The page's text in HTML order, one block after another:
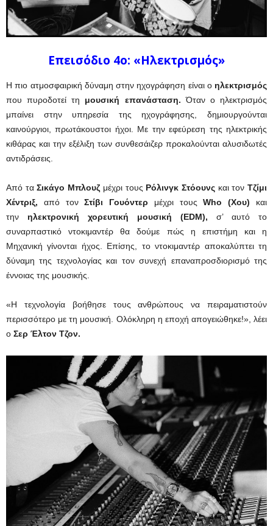
Επεισόδιο 4ο: «Ηλεκτρισμός»
Η πιο ατμοσφαιρική δύναμη στην ηχογράφηση είναι ο ηλεκτρισμός
που πυροδοτεί τη μουσική επανάσταση. Όταν ο ηλεκτρισμός
μπαίνει στην υπηρεσία της ηχογράφησης, δημιουργούνται
καινούργιοι, πρωτάκουστοι ήχοι. Με την εφεύρεση της ηλεκτρικής
κιθάρας και την εξέλιξη των συνθεσάιζερ προκαλούνται αλυσιδωτές
αντιδράσεις.
Από ταΣικάγο Μπλουζ μέχρι τους Ρόλινγκ Στόουνςκαι τονΤζίμι
Χέντριξ, από τονΣτίβι Γουόντερ μέχρι τουςWho (Χου) και
την ηλεκτρονική χορευτική μουσική (EDM), σ’ αυτό το
συναρπαστικό ντοκιμαντέρ θα δούμε πώς η επιστήμη και η
Μηχανική γίνονται ήχος. Επίσης, το ντοκιμαντέρ αποκαλύπτει τη
δύναμη της τεχνολογίας και τον συνεχή επαναπροσδιορισμό της
έννοιας της μουσικής.
«Η τεχνολογία βοήθησε τους ανθρώπους να πειραματιστούν
περισσότερο με τη μουσική. Ολόκληρη η εποχή απογειώθηκε!», λέει
ο Σερ Έλτον Τζον.